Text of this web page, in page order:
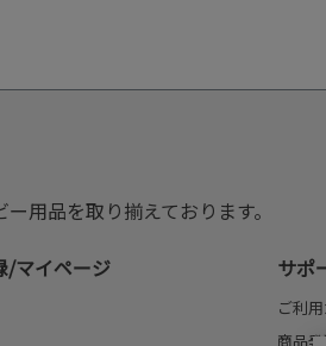
用品を取り揃えております。
/マイページ サポ
ご利
商品